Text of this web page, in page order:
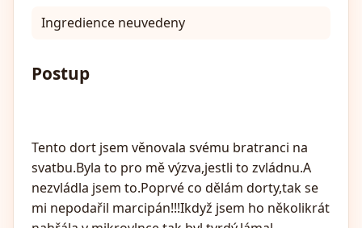
Ingredience neuvedeny
Postup
Tento dort jsem věnovala svému bratranci na
svatbu.Byla to pro mě výzva,jestli to zvládnu.A
nezvládla jsem to.Poprvé co dělám dorty,tak se
mi nepodařil marcipán!!!Ikdyž jsem ho několikrát